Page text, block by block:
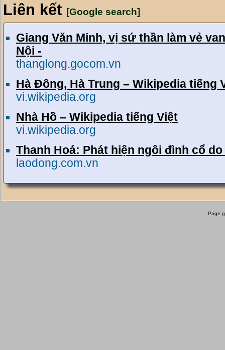
Liên kết [Google search]
Giang Văn Minh, vị sứ thần làm vẻ
Nội -
thanglong.gocom.vn
Hà Đông, Hà Trung – Wikipedia tiếng
vi.wikipedia.org
Nhà Hồ – Wikipedia tiếng Việt
vi.wikipedia.org
Thanh Hoá: Phát hiện ngôi đình cổ
laodong.com.vn
Page